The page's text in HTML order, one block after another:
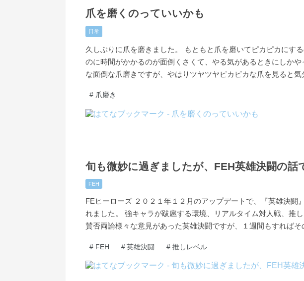
爪を磨くのっていいかも
日常
久しぶりに爪を磨きました。 もともと爪を磨いてピカピカにす
のに時間がかかるのが面倒くさくて、やる気があるときにしか
な面倒な爪磨きですが、やはりツヤツヤピカピカな爪を見ると
# 爪磨き
旬も微妙に過ぎましたが、FEH英雄決闘の話
FEH
FEヒーローズ ２０２１年１２月のアップデートで、『英雄決闘
れました。 強キャラが跋扈する環境、リアルタイム対人戦、推
賛否両論様々な意見があった英雄決闘ですが、１週間もすれば
# FEH # 英雄決闘 # 推しレベル